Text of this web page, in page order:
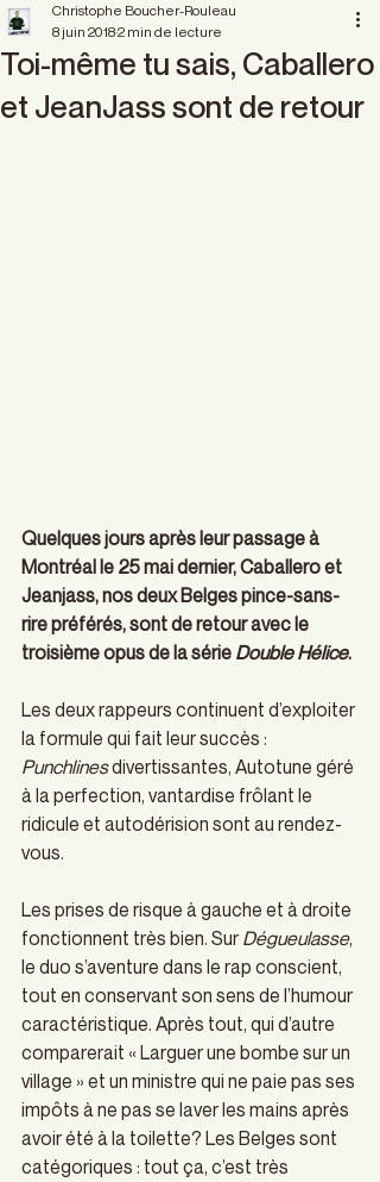
Toi-même tu sais, Caballero
et JeanJass sont de retour
Christophe Boucher-Rouleau
8 juin 20182 min de lecture
Quelques jours après leur passage à
Montréal le 25 mai dernier, Caballero et
Jeanjass, nos deux Belges pince-sans-
rire préférés, sont de retour avec le
troisième opus de la série Double Hélice.
Les deux rappeurs continuent d’exploiter
la formule qui fait leur succès :
Punchlines divertissantes, Autotune géré
à la perfection, vantardise frôlant le
ridicule et autodérision sont au rendez-
vous.
Les prises de risque à gauche et à droite
fonctionnent très bien. Sur Dégueulasse,
le duo s’aventure dans le rap conscient,
tout en conservant son sens de l’humour
caractéristique. Après tout, qui d’autre
comparerait « Larguer une bombe sur un
village » et un ministre qui ne paie pas ses
impôts à ne pas se laver les mains après
avoir été à la toilette? Les Belges sont
catégoriques : tout ça, c’est très